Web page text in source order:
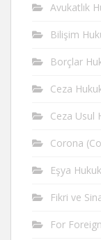
Avukatlık
Bilişim
Borçlar
Ceza
Ceza Usul
Corona
Eşya
Fikri ve
For